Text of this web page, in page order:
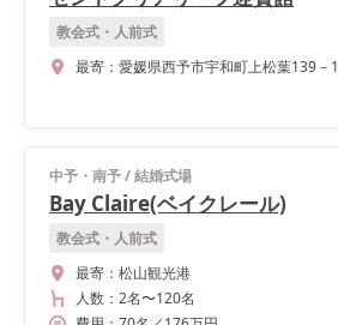
教会式・人前式
最寄： 愛媛県西予市宇和町上松葉139－1
中予・南予/結婚式場
Bay Claire(ベイクレール)
教会式・人前式
最寄： 松山観光港
人数： 2名〜120名